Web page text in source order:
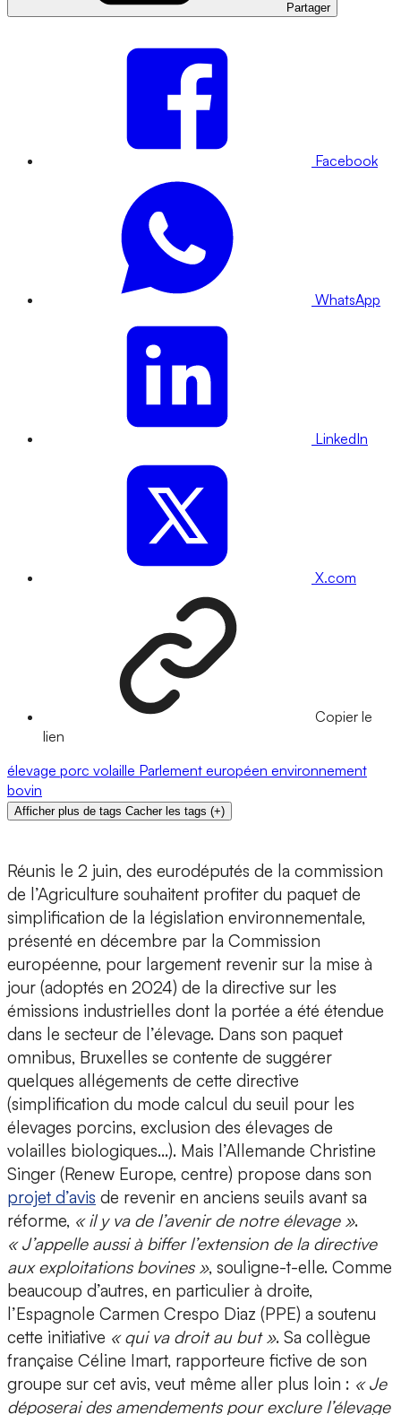
Partager
Facebook
WhatsApp
LinkedIn
X.com
Copier le
lien
élevage porc volaille Parlement européen environnement
bovin
Afficher plus de tags Cacher les tags (+)
Réunis le 2 juin, des eurodéputés de la commission
de l’Agriculture souhaitent profiter du paquet de
simplification de la législation environnementale,
présenté en décembre par la Commission
européenne, pour largement revenir sur la mise à
jour (adoptés en 2024) de la directive sur les
émissions industrielles dont la portée a été étendue
dans le secteur de l’élevage. Dans son paquet
omnibus, Bruxelles se contente de suggérer
quelques allégements de cette directive
(simplification du mode calcul du seuil pour les
élevages porcins, exclusion des élevages de
volailles biologiques…). Mais l’Allemande Christine
Singer (Renew Europe, centre) propose dans son
projet d’avis de revenir en anciens seuils avant sa
réforme, « il y va de l’avenir de notre élevage ».
« J’appelle aussi à biffer l’extension de la directive
aux exploitations bovines », souligne-t-elle. Comme
beaucoup d’autres, en particulier à droite,
l’Espagnole Carmen Crespo Diaz (PPE) a soutenu
cette initiative « qui va droit au but ». Sa collègue
française Céline Imart, rapporteure fictive de son
groupe sur cet avis, veut même aller plus loin : « Je
déposerai des amendements pour exclure l’élevage